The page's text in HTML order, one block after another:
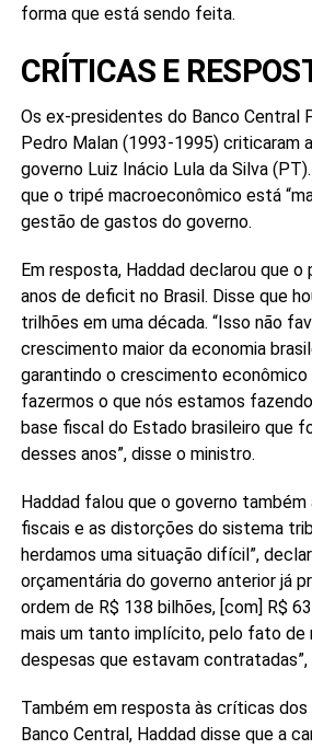
forma que está sendo feita.
CRÍTICAS E
Os ex-presidentes do Banco Central
Pedro Malan (1993-1995) criticaram
governo Luiz Inácio Lula da Silva
que o tripé macroeconômico está
gestão de gastos do governo.
Em resposta, Haddad declarou que
anos de deficit no Brasil. Disse que
trilhões em uma década. “Isso não
crescimento maior da economia
garantindo o crescimento
fazermos o que nós estamos
base fiscal do Estado brasileiro que
desses anos”, disse o ministro.
Haddad falou que o governo também
fiscais e as distorções do sistema
herdamos uma situação difícil”,
orçamentária do governo anterior já
ordem de R$ 138 bilhões, [com] R$
mais um tanto implícito, pelo fato de
despesas que estavam
Também em resposta às críticas
Banco Central, Haddad disse que a